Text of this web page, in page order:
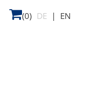
(0) DE | EN